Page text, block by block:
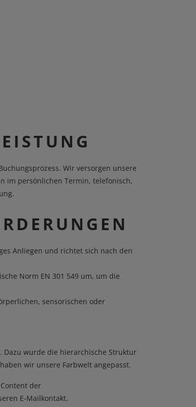
Wir versorgen unsere
im persönlichen Termin, telefonisch,
Anliegen und richtet sich nach den
Norm EN 301 549 um, um die
sensorischen oder
Dazu wurde die hierarchische Struktur
wir unsere Farbwelt angepasst.
der
E-Mailkontakt.